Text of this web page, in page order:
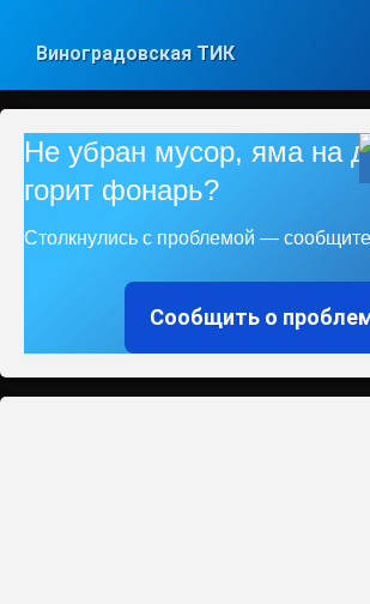
Виноградовская ТИК
Не убран мусор, яма на
горит фонарь?
Столкнулись с проблемой —
Сообщить о